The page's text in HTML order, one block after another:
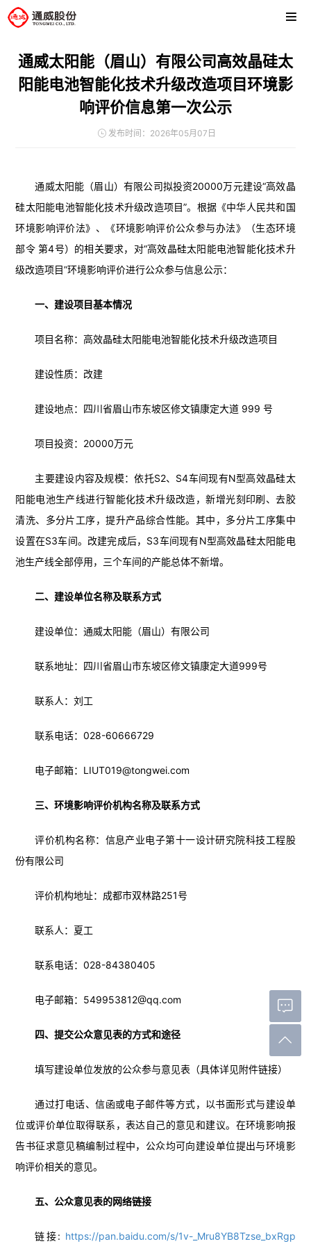
通威太阳能（眉山）有限公司高效晶硅太
阳能电池智能化技术升级改造项目环境影
响评价信息第一次公示
发布时间：2026年05月07日
通威太阳能（眉山）有限公司拟投资20000万元建设“高效晶
硅太阳能电池智能化技术升级改造项目”。根据《中华人民共和国
环境影响评价法》、《环境影响评价公众参与办法》（生态环境
部令 第4号）的相关要求，对“高效晶硅太阳能电池智能化技术升
级改造项目”环境影响评价进行公众参与信息公示：
一、建设项目基本情况
项目名称：高效晶硅太阳能电池智能化技术升级改造项目
建设性质：改建
建设地点：四川省眉山市东坡区修文镇康定大道 999 号
项目投资：20000万元
主要建设内容及规模：依托S2、S4车间现有N型高效晶硅太
阳能电池生产线进行智能化技术升级改造，新增光刻印刷、去胶
清洗、多分片工序，提升产品综合性能。其中，多分片工序集中
设置在S3车间。改建完成后，S3车间现有N型高效晶硅太阳能电
池生产线全部停用，三个车间的产能总体不新增。
二、建设单位名称及联系方式
建设单位：通威太阳能（眉山）有限公司
联系地址：四川省眉山市东坡区修文镇康定大道999号
联系人：刘工
联系电话：028-60666729
电子邮箱：LIUT019@tongwei.com
三、环境影响评价机构名称及联系方式
评价机构名称：信息产业电子第十一设计研究院科技工程股
份有限公司
评价机构地址：成都市双林路251号
联系人：夏工
联系电话：028-84380405
电子邮箱：549953812@qq.com
四、提交公众意见表的方式和途径
填写建设单位发放的公众参与意见表（具体详见附件链接）
通过打电话、信函或电子邮件等方式，以书面形式与建设单
位或评价单位取得联系，表达自己的意见和建议。在环境影响报
告书征求意见稿编制过程中，公众均可向建设单位提出与环境影
响评价相关的意见。
五、公众意见表的网络链接
链接: https://pan.baidu.com/s/1v-_Mru8YB8Tzse_bxRgp